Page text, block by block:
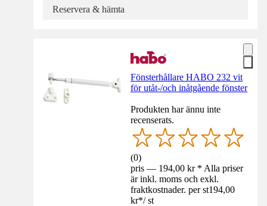
Reservera & hämta
Fönsterhållare HABO 232 vit
för utåt-/och inåtgående fönster
Produkten har ännu inte
recenserats.
(0)
pris — 194,00 kr * Alla priser
är inkl. moms och exkl.
fraktkostnader. per st194,00
kr*/ st